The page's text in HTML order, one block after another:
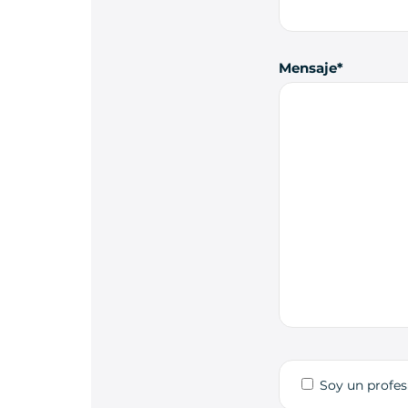
Mensaje
Soy un